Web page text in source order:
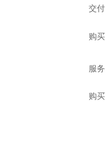
交
购
服
购